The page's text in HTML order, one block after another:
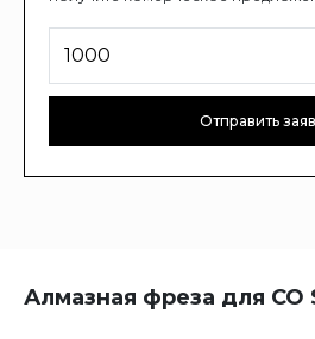
Отправить
Алмазная фреза для СО